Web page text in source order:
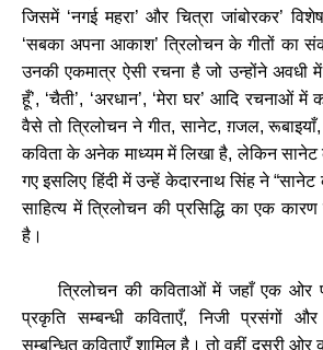
जिसमें ‘नगई महरा’ और चित्रा जांबोरकर’
‘सबका अपना आकाश’ त्रिलोचन के गीतों का
उनकी एकमात्र ऐसी रचना है जो उन्होंने अवधी
हूँ’, ‘चैती’, ‘अरधान’, ‘मेरा घर’ आदि रचनाओं
वैसे तो त्रिलोचन ने गीत, सानेट, ग़जल,
कविता के अनेक माध्यम में लिखा है, लेकिन सानेट
गए इसलिए हिंदी में उन्हें केदारनाथ सिंह ने “सानेट
साहित्य में त्रिलोचन की प्रसिद्धि का एक कारण
है।
त्रिलोचन की कविताओं में जहाँ एक ओर
प्रकृति सम्बन्धी कविताएँ, निजी प्रसंगों
सम्बन्धित कविताएँ शामिल है। तो वहीं दूसरी ओर